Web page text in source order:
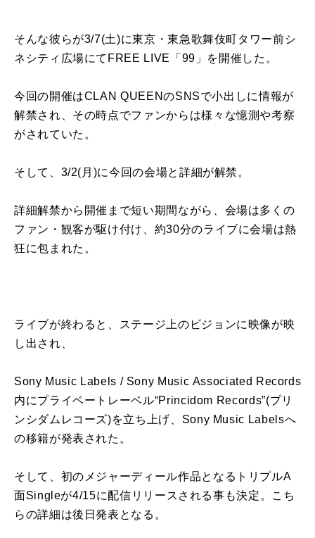
そんな彼らが3/7(土)に東京・東急歌舞伎町タワー前シ
ネシティ広場にて FREE LIVE 「 99 」 を 開催した。
今回の開催はCLAN QUEENのSNSで小出しに情報が
解禁され、その時点でファンからは様々な憶測や考察
がされていた。
そして、 3/2( 月 )に今回の会場と詳細が解禁。
詳細解禁から開催まで短い期間ながら、会場は多く の
ファン・観客が駆け付け、約30分のライブに会場は熱
狂に包まれた。
ライブが終わると、ステージ上の ビジョンに 映像が映
し出され、
Sony Music Labels / Sony Music Associated Records
内にプライベート レーベル“Princidom Records”(プリ
ンシダムレコーズ)を立ち 上げ、 Sony Music Labelsへ
の移籍が発表 された。
そして、初の メジャーディール作品となるトリプルA
面Singleが4/15に配信リリースされる事も決定。こち
らの詳細は後日発表 となる。